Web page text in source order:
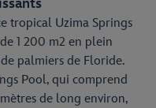
tropical Uzima Springs
1 200 m2 en plein
palmiers de Floride.
Pool, qui comprend
de long environ,